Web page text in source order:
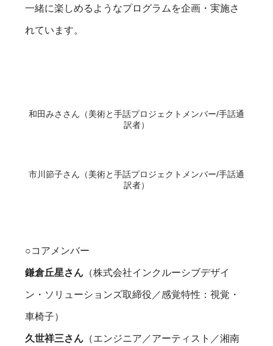
一緒に楽しめるようなプログラムを企画・実施さ
れています。
和田みささん（美術と手話プロジェクトメンバー/手話通
訳者）
市川節子さん（美術と手話プロジェクトメンバー/手話通
訳者）
○コアメンバー
鎌倉丘星さん （株式会社インクルーシブデザイ
ン・ソリューションズ取締役／感覚特性：視覚・
車椅子）
久世祥三さん （エンジニア／アーティスト／湘南